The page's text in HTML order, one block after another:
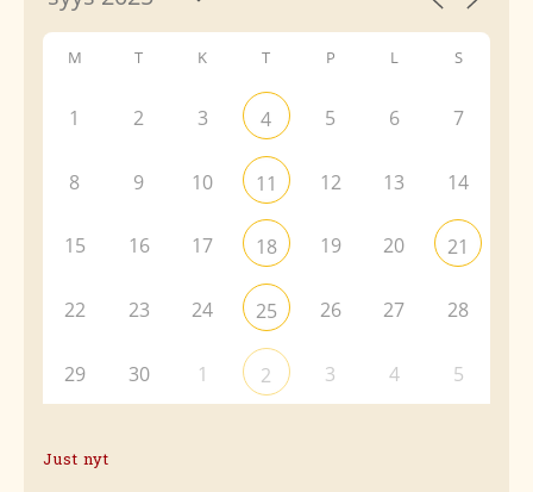
M T K T P L S
1 2 3 4 5 6 7
8 9 10 11 12 13 14
15 16 17 18 19 20 21
22 23 24 25 26 27 28
29 30 1 2 3 4 5
Just nyt